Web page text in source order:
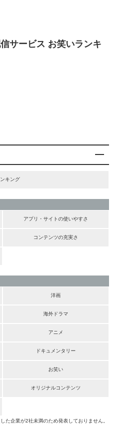
サービス お笑いランキ
キング
アプリ・サイトの使いやすさ
コンテンツの充実さ
洋画
海外ドラマ
アニメ
ドキュメンタリー
お笑い
オリジナルコンテンツ
た企業が2社未満のため発表しておりません。